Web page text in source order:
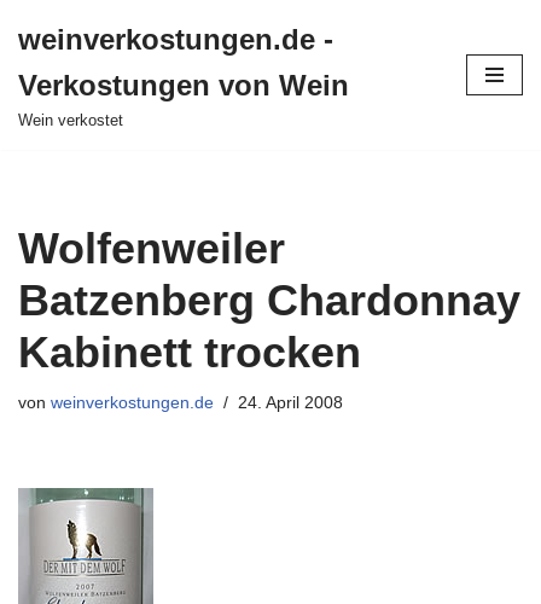
Inhalt
springen
weinverkostungen.de -
Verkostungen von Wein
Wein verkostet
Wolfenweiler
Batzenberg Chardonnay
Kabinett trocken
von weinverkostungen.de 24. April 2008